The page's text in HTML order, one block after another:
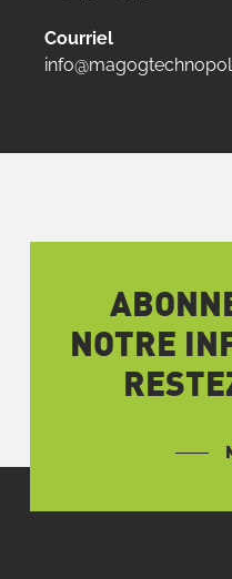
Courriel
NOTRE